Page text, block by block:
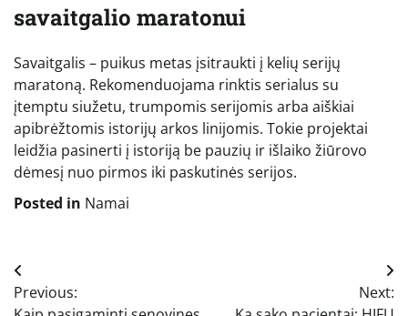
savaitgalio maratonui
Savaitgalis – puikus metas įsitraukti į kelių serijų
maratoną. Rekomenduojama rinktis serialus su
įtemptu siužetu, trumpomis serijomis arba aiškiai
apibrėžtomis istorijų arkos linijomis. Tokie projektai
leidžia pasinerti į istoriją be pauzių ir išlaiko žiūrovo
dėmesį nuo pirmos iki paskutinės serijos.
Posted in Namai
Navigacija
tarp
Previous:
Next: